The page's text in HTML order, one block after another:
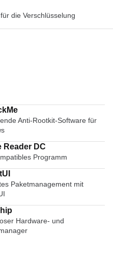
die Verschlüsselung
Anti-Rootkit-Software für
Reader DC
Programm
Paketmanagement mit
Hardware- und